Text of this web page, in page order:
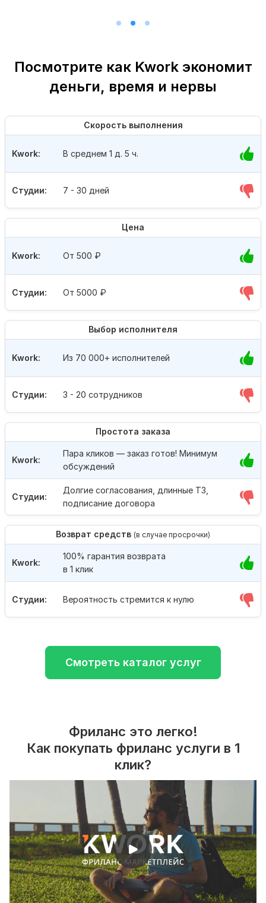
Посмотрите как Kwork экономит
деньги, время и нервы
Скорость выполнения
Студии: 7 - 30 дней
Kwork: В среднем 1 д. 5 ч.
Цена
Студии: От 5000 ₽
Kwork: От 500 ₽
Выбор исполнителя
Студии: 3 - 20 сотрудников
Kwork: Из 70 000+ исполнителей
Простота заказа
Студии:
Долгие согласования, длинные ТЗ,
подписание договора
Kwork:
Пара кликов — заказ готов! Минимум
обсуждений
Возврат средств (в случае просрочки)
Студии: Вероятность стремится к нулю
Kwork:
100% гарантия возврата
в 1 клик
Смотреть каталог услуг
Фриланс это легко!
Как покупать фриланс услуги в 1
клик?